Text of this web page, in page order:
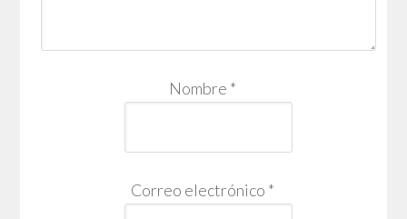
Nombre *
Correo electrónico *